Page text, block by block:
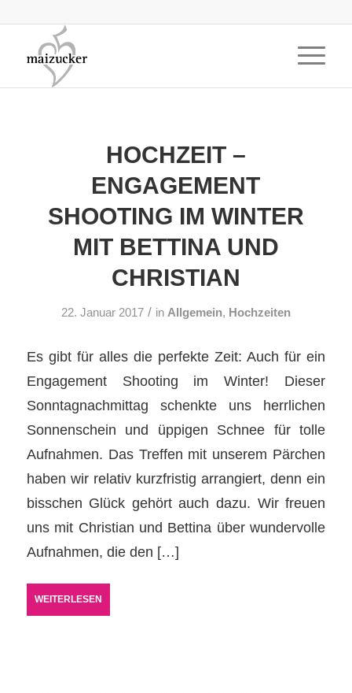
HOCHZEIT –
ENGAGEMENT
SHOOTING IM WINTER
MIT BETTINA UND
CHRISTIAN
22. Januar 2017 / in Allgemein, Hochzeiten
Es gibt für alles die perfekte Zeit: Auch für ein
Engagement Shooting im Winter! Dieser
Sonntagnachmittag schenkte uns herrlichen
Sonnenschein und üppigen Schnee für tolle
Aufnahmen. Das Treffen mit unserem Pärchen
haben wir relativ kurzfristig arrangiert, denn ein
bisschen Glück gehört auch dazu. Wir freuen
uns mit Christian und Bettina über wundervolle
Aufnahmen, die den […]
WEITERLESEN